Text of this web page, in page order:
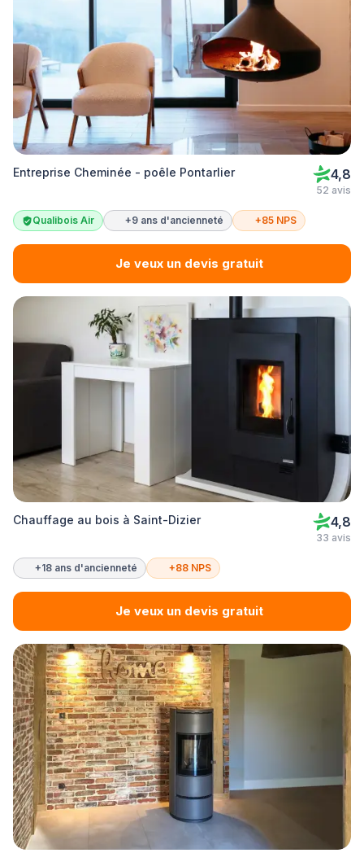
Entreprise Cheminée - poêle Pontarlier 4,8
52 avis
Qualibois Air +9 ans d'ancienneté +85 NPS
Je veux un devis gratuit
Chauffage au bois à Saint-Dizier 4,8
33 avis
+18 ans d'ancienneté +88 NPS
Je veux un devis gratuit